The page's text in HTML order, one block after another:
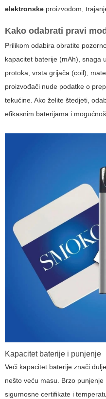
elektronske proizvodom,
Kako odabrati pravi
Prilikom odabira obratite
kapacitet baterije (mAh), snaga
protoka, vrsta grijača (coil),
proizvođači nude podatke o
tekućine. Ako želite štedjeti,
efikasnim baterijama i
Kapacitet baterije i punjenje
Veći kapacitet baterije znači
nešto veću masu. Brzo
sigurnosne certifikate i